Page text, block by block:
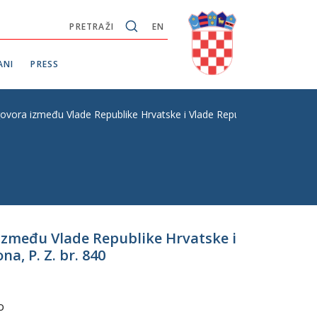
EN
PRETRAŽI
PRESS
između Vlade Republike Hrvatske i Vlade Republike Kosova
Vlade Republike Hrvatske i
P. Z. br. 840